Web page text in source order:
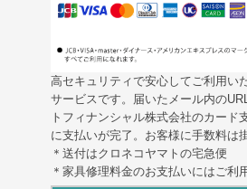
高セキュリティで安心してご利用い
サービスです。届いたメール内の
トフィナンシャル株式会社のカード
に支払いが完了。お客様に手数料は
＊送付はクロネコヤマトの宅急便
＊家具修理料金のお支払いにはご利